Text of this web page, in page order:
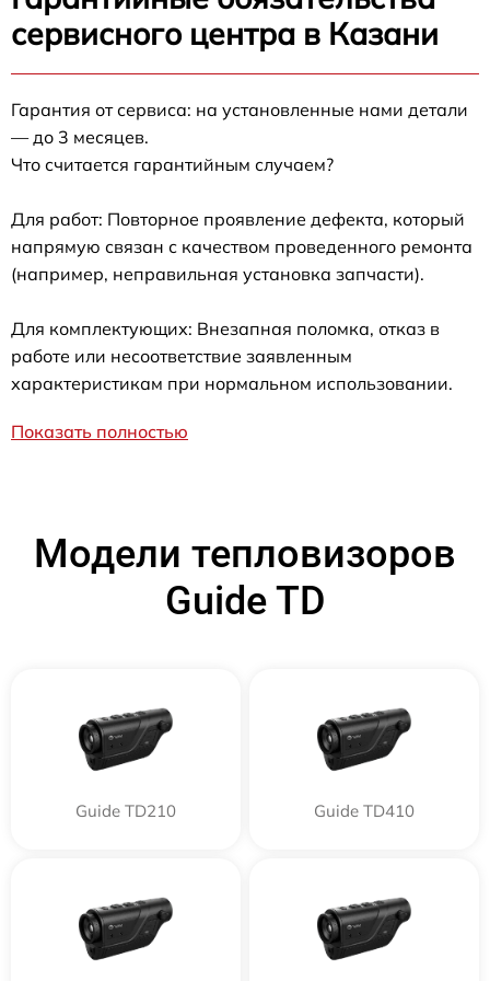
сервисного центра в Казани
Гарантия от сервиса: на установленные нами детали
— до 3 месяцев.
Что считается гарантийным случаем?
Для работ: Повторное проявление дефекта, который
напрямую связан с качеством проведенного ремонта
(например, неправильная установка запчасти).
Для комплектующих: Внезапная поломка, отказ в
работе или несоответствие заявленным
характеристикам при нормальном использовании.
Показать полностью
Модели тепловизоров
Guide TD
Guide TD210 Guide TD410